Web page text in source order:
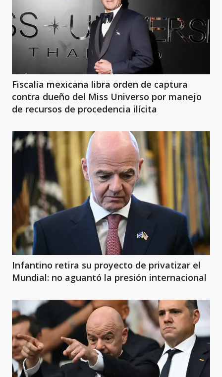
Fiscalía mexicana libra orden de captura
contra dueño del Miss Universo por manejo
de recursos de procedencia ilícita
Infantino retira su proyecto de privatizar el
Mundial: no aguantó la presión internacional